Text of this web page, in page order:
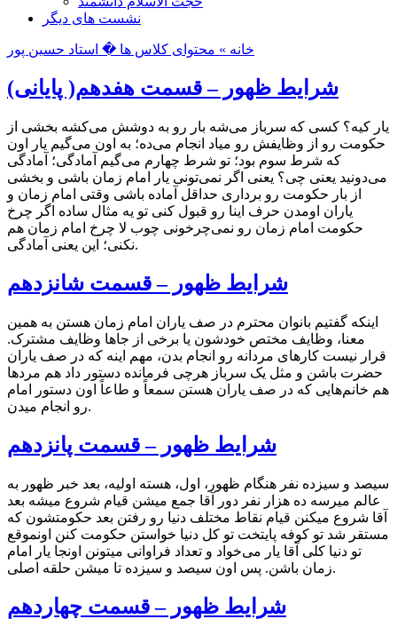
نشست های دیگر
خانه » محتوای کلاس ها � استاد حسین پور
شرایط ظهور – قسمت هفدهم( پایانی)
یار کیه؟ کسی که سرباز می‌شه بار رو به دوشش می‌کشه بخشی از
حکومت رو از وظایفش رو میاد انجام می‌ده؛ به اون می‌گیم یار اون
که شرط سوم بود؛ تو شرط چهارم می‌گیم آمادگی؛ آمادگی
می‌دونید یعنی چی؟ یعنی اگر نمی‌تونی یار امام زمان باشی و بخشی
از بار حکومت رو برداری حداقل آماده باشی وقتی امام زمان و
یاران اومدن حرف اینا رو قبول کنی تو یه مثال ساده اگر چرخ
حکومت امام زمان رو نمی‌چرخونی چوب لا چرخ امام زمان هم
نکنی؛ این یعنی آمادگی.
شرایط ظهور – قسمت شانزدهم
اینکه گفتیم بانوان محترم در صف یاران امام زمان هستن به همین
معنا، وظایف مختص خودشون یا برخی از جاها وظایف مشترک.
قرار نیست کارهای مردانه رو انجام بدن، مهم اینه که در صف یاران
حضرت باشن و مثل یک سرباز هرچی فرمانده دستور داد هم مردها
هم خانم‌هایی که در صف یاران هستن سمعاً و طاعاً اون دستور امام
رو انجام میدن.
شرایط ظهور – قسمت پانزدهم
سیصد و سیزده نفر هنگام ظهور، اول، هسته اولیه، بعد خبر ظهور به
عالم میرسه ده هزار نفر دور آقا جمع میشن قیام شروع میشه بعد
آقا شروع میکنن قیام نقاط مختلف دنیا رو رفتن بعد حکومتشون که
مستقر شد تو کوفه پایتخت تو کل دنیا خواستن حکومت کنن اونموقع
تو دنیا کلی آقا یار می‌خواد و تعداد فراوانی میتونن اونجا یار امام
زمان باشن. پس اون سیصد و سیزده تا میشن حلقه اصلی.
شرایط ظهور – قسمت چهاردهم